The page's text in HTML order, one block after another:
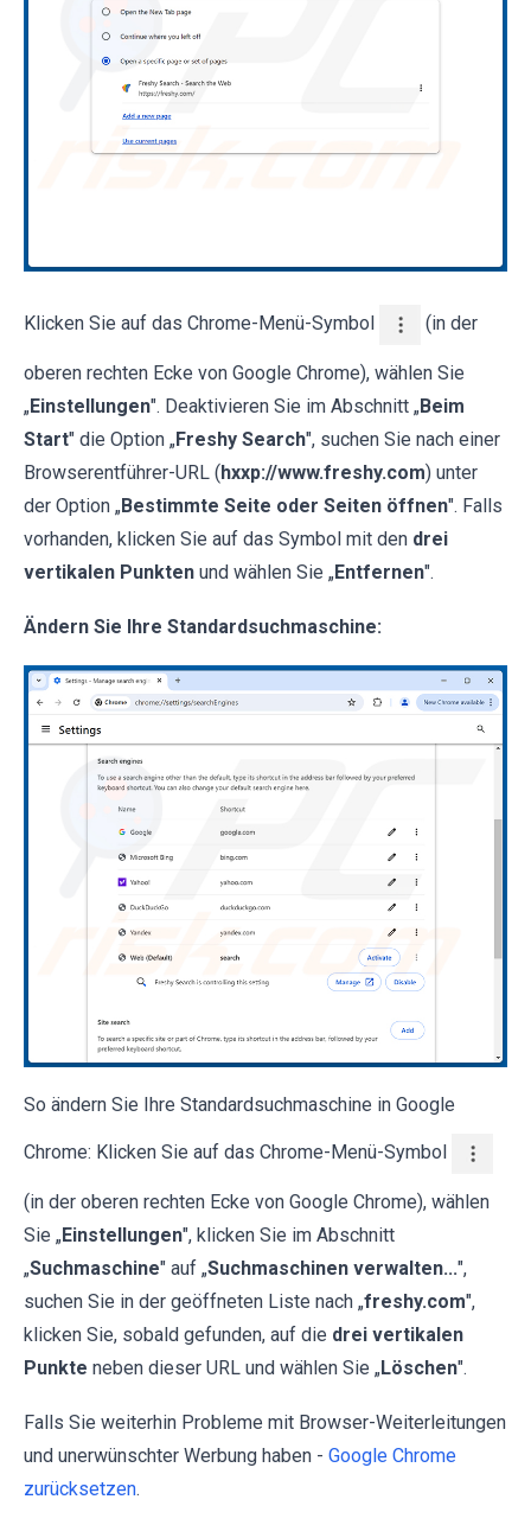
Klicken Sie auf das Chrome-Menü-Symbol (in der
oberen rechten Ecke von Google Chrome), wählen Sie
„Einstellungen". Deaktivieren Sie im Abschnitt „Beim
Start" die Option „Freshy Search", suchen Sie nach einer
Browserentführer-URL ( hxxp://www.freshy.com) unter
der Option „Bestimmte Seite oder Seiten öffnen". Falls
vorhanden, klicken Sie auf das Symbol mit den drei
vertikalen Punkten und wählen Sie „Entfernen".
Ändern Sie Ihre Standardsuchmaschine:
So ändern Sie Ihre Standardsuchmaschine in Google
Chrome: Klicken Sie auf das Chrome-Menü-Symbol
(in der oberen rechten Ecke von Google Chrome), wählen
Sie „Einstellungen", klicken Sie im Abschnitt
„Suchmaschine" auf „Suchmaschinen verwalten...",
suchen Sie in der geöffneten Liste nach „freshy.com",
klicken Sie, sobald gefunden, auf die drei vertikalen
Punkte neben dieser URL und wählen Sie „Löschen".
Falls Sie weiterhin Probleme mit Browser-Weiterleitungen
und unerwünschter Werbung haben - Google Chrome
zurücksetzen.